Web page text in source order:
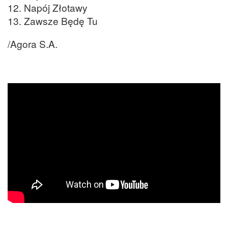
12. Napój Złotawy
13. Zawsze Będę Tu
/Agora S.A.